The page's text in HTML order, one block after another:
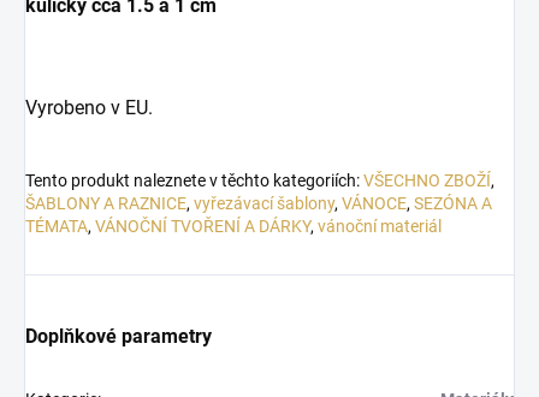
kuličky cca 1.5 a 1 cm
Vyrobeno v EU.
Tento produkt naleznete v těchto kategoriích:VŠECHNO ZBOŽÍ,
ŠABLONY A RAZNICE, vyřezávací šablony, VÁNOCE, SEZÓNA A
TÉMATA, VÁNOČNÍ TVOŘENÍ A DÁRKY, vánoční materiál
Doplňkové parametry